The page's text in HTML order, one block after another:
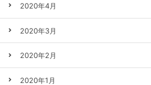
2020年4月
2020年3月
2020年2月
2020年1月